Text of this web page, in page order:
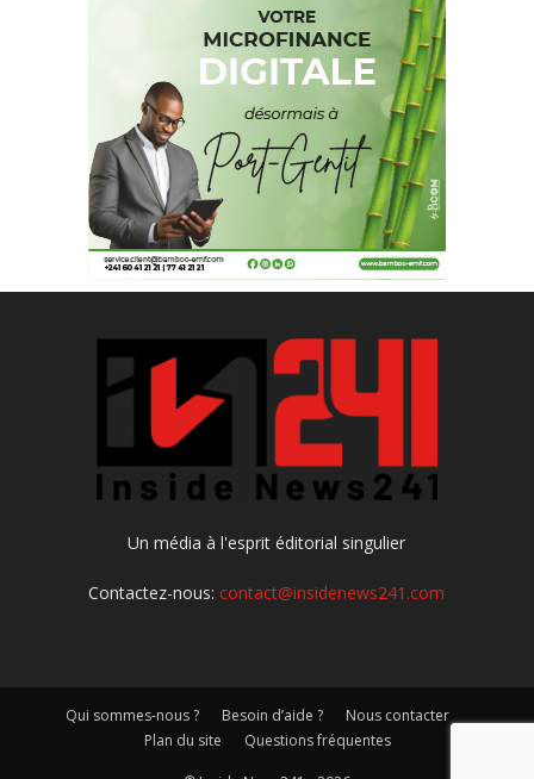
Un média à l'esprit éditorial singulier
Contactez-nous:contact@insidenews241.com
Qui sommes-nous ? Besoin d’aide ?
Nous contacter
Plan du site
Questions fréquentes